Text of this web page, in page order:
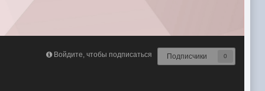
Войдите, чтобы подписаться Подписчики 0